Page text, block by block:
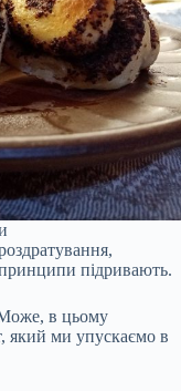
принципи підривають.
в цьому
який ми упускаємо в